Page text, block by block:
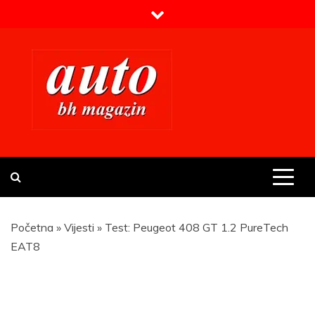
Prvi BH auto magazin
Početna » Vijesti » Test: Peugeot 408 GT 1.2 PureTech
EAT8